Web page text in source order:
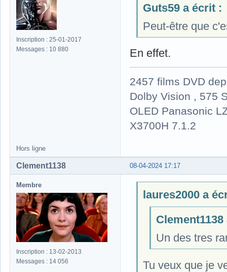
Inscription : 25-01-2017
Messages : 10 880
Guts59 a écrit :
Peut-être que
En effet.
2457 films DVD
Dolby Vision , 575
OLED Panasonic
X3700H 7.1.2
Hors ligne
08-04-2024 17:17
Clement1138
Membre
Inscription : 13-02-2013
Messages : 14 056
laures2000 a
Un des tres
Tu veux que je